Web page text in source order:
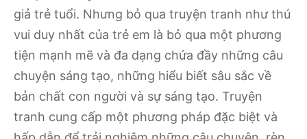
giả trẻ tuổi. Nhưng bỏ qua truyện tranh như thú
vui duy nhất của trẻ em là bỏ qua một phương
tiện mạnh mẽ và đa dạng chứa đầy những câu
chuyện sáng tạo, những hiểu biết sâu sắc về
bản chất con người và sự sáng tạo. Truyện
tranh cung cấp một phương pháp đặc biệt và